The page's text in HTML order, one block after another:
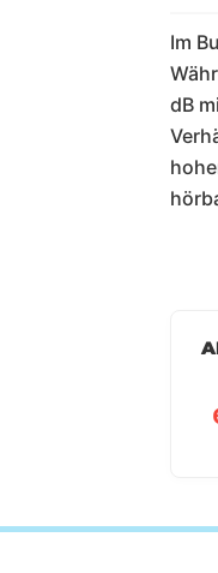
Im
dB